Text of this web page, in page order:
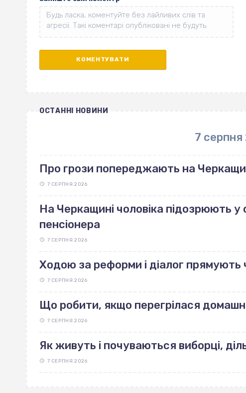
ОСТАННІ НОВИНИ
7
Про грози попереджають на
7 СЕРПНЯ 2026
На Черкащині чоловіка підозрюють у
пенсіонера
7 СЕРПНЯ 2026
Ходою за реформи і діалог прямують
7 СЕРПНЯ 2026
Що робити, якщо перегрілася
7 СЕРПНЯ 2026
Як живуть і почуваються виборці,
7 СЕРПНЯ 2026